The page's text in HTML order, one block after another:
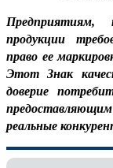
Предприятиям,
продукции
право ее
Этот Знак
доверие
реальные